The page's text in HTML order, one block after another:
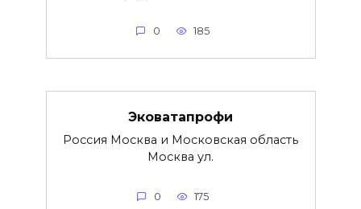
0 185
Эковатапрофи
Россия Москва и Московская область
Москва ул.
0 175